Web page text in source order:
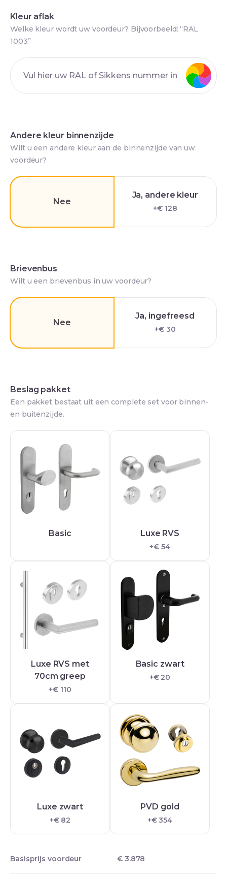
Kleur aflak
Welke kleur wordt uw voordeur? Bijvoorbeeld: “RAL
1003”
Andere kleur binnenzijde
Wilt u een andere kleur aan de binnenzijde van uw
voordeur?
Nee
Ja, andere kleur
+€ 128
Brievenbus
Wilt u een brievenbus in uw voordeur?
Nee
Ja, ingefreesd
+€ 30
Beslag pakket
Een pakket bestaat uit een complete set voor binnen-
en buitenzijde.
Basic Luxe RVS
+€ 54
Luxe RVS met
70cm greep
+€ 110
Basic zwart
+€ 20
Luxe zwart
+€ 82
PVD gold
+€ 354
Basisprijs voordeur € 3.878